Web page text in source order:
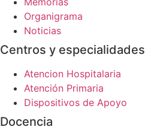
Organigrama
Noticias
Centros y especialidades
Atencion Hospitalaria
Atención Primaria
Dispositivos de Apoyo
Docencia